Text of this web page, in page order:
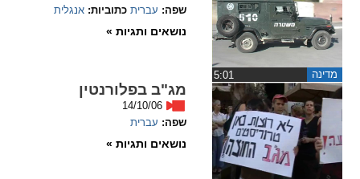
format_underlined
קו תחתי לקישורים
font_download
סימון קישורים
cached
flag
מדינה
שפה: עברית כתוביות: אנגלית
נושאים ותגיות »
מג"ב בפלורנטין
14/10/06
שפה: עברית
נושאים ותגיות »